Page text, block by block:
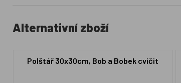
Alternativní zboží
Polštář 30x30cm, Bob a Bobek cvičit